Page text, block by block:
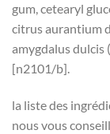
gum, cetearyl
citrus aurantium
amygdalus
[n2101/b].
la liste des
nous vous